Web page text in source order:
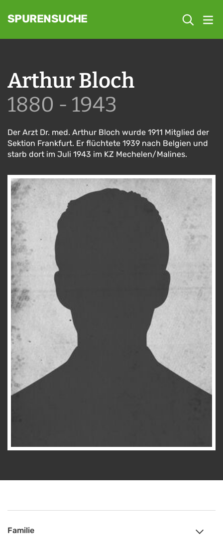
SPURENSUCHE
Arthur Bloch
1880 - 1943
Der Arzt Dr. med. Arthur Bloch wurde 1911 Mitglied der
Sektion Frankfurt. Er flüchtete 1939 nach Belgien und
starb dort im Juli 1943 im KZ Mechelen/Malines.
Familie